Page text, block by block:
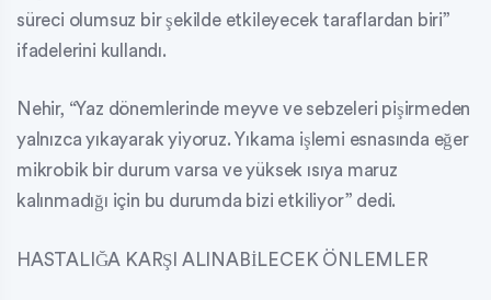
süreci olumsuz bir şekilde etkileyecek taraflardan biri”
ifadelerini kullandı.
Nehir, “Yaz dönemlerinde meyve ve sebzeleri pişirmeden
yalnızca yıkayarak yiyoruz. Yıkama işlemi esnasında eğer
mikrobik bir durum varsa ve yüksek ısıya maruz
kalınmadığı için bu durumda bizi etkiliyor” dedi.
HASTALIĞA KARŞI ALINABİLECEK ÖNLEMLER